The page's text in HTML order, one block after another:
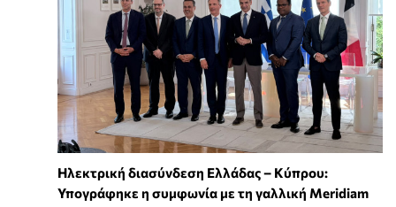
Ηλεκτρική διασύνδεση Ελλάδας – Κύπρου:
Υπογράφηκε η συμφωνία με τη γαλλική Meridiam